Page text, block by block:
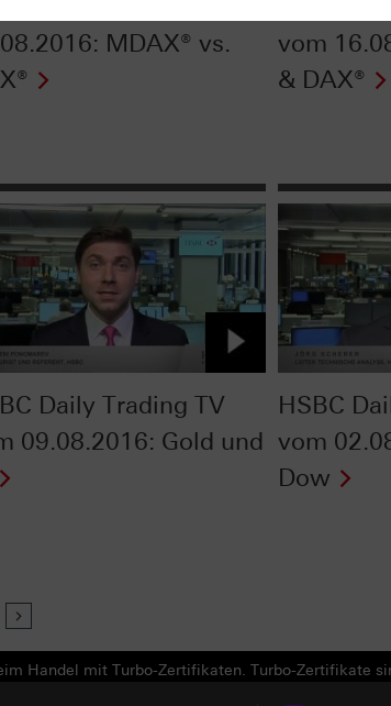
MDAX® vs.
vom
& DAX®
Daily Trading TV
09.08.2016: Gold und
HSBC
vom
Dow
Handel mit Turbo-Zertifikaten. Turbo-Zertifikate